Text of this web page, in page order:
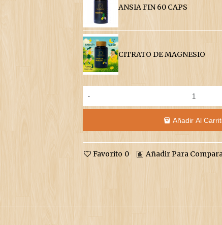
ANSIA FIN 60 CAPS
CITRATO DE MAGNESIO
-
Añadir Al
Favorito 0 Añadir Para